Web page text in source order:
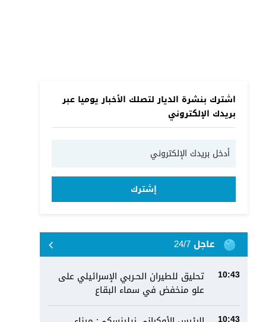
اشترك بنشرة الديار لتصلك الأخبار يوميا عبر
بريدك الإلكتروني
إشترك
عاجل 24/7
10:43
تحليق للطيران الحـربي الإسرائيلي على
علو منخفض في سماء البقاع
10:43